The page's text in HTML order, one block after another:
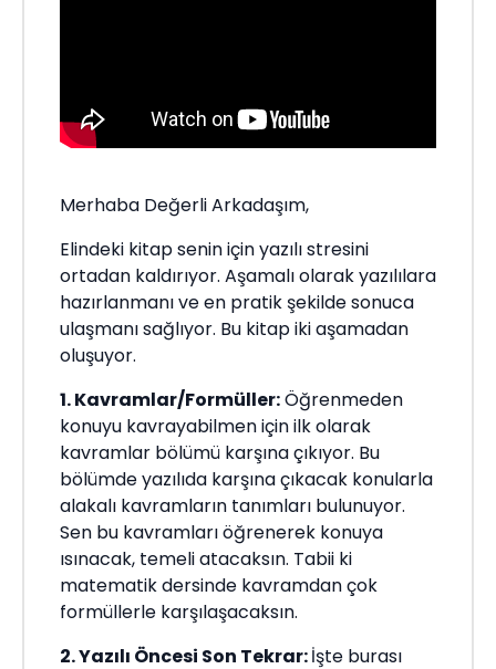
Merhaba Değerli Arkadaşım,
Elindeki kitap senin için yazılı stresini
ortadan kaldırıyor. Aşamalı olarak yazılılara
hazırlanmanı ve en pratik şekilde sonuca
ulaşmanı sağlıyor. Bu kitap iki aşamadan
oluşuyor.
1. Kavramlar/Formüller:Öğrenmeden
konuyu kavrayabilmen için ilk olarak
kavramlar bölümü karşına çıkıyor. Bu
bölümde yazılıda karşına çıkacak konularla
alakalı kavramların tanımları bulunuyor.
Sen bu kavramları öğrenerek konuya
ısınacak, temeli atacaksın. Tabii ki
matematik dersinde kavramdan çok
formüllerle karşılaşacaksın.
2. Yazılı Öncesi Son Tekrar:İşte burası